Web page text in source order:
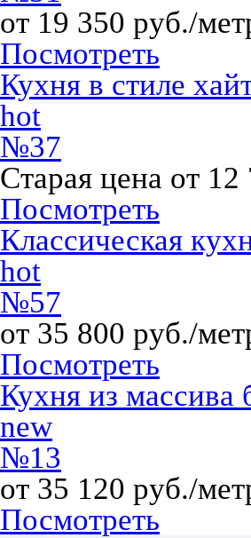
от 19 350 руб./
Посмотреть
Кухня в стиле
hot
№37
Старая цена от
Посмотреть
Классическая
hot
№57
от 35 800 руб./
Посмотреть
Кухня из массива
new
№13
от 35 120 руб./
Посмотреть